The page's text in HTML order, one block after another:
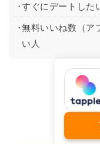
すぐにデートした
無料いいね数（ア
い人